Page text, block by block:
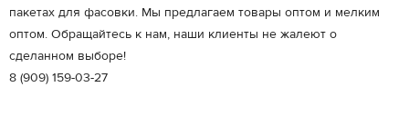
пакетах для фасовки. Мы предлагаем товары оптом и мелким
оптом. Обращайтесь к нам, наши клиенты не жалеют о
сделанном выборе!
8 (909) 159-03-27